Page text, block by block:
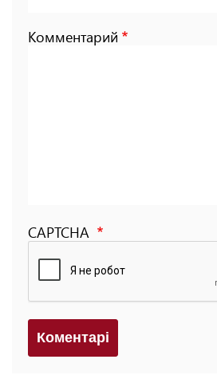
Комментарий
CAPTCHA
Коментарi